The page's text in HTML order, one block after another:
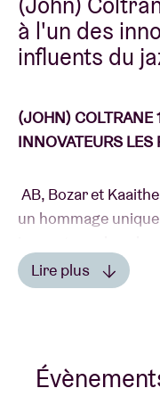
Location de
BRDCST
Chèque-concert
À propos de l'AB
à l'un des
influents du
(JOHN) COLTRANE
INNOVATEURS
AB, Bozar et
un hommage
Coltrane a façonné
inimitable avec son
Sa riche œuvre est
un héritage sacré :
Lire plus